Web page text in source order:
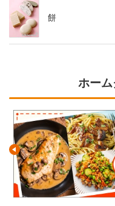
餅
ホー